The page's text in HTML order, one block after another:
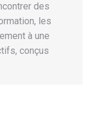
des
les
à une
conçus